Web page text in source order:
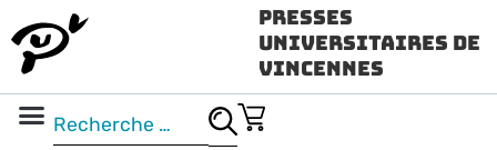
Presses
Universitaires de
Vincennes